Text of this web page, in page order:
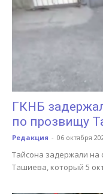
ГКНБ
по прозвищу
Редакция - 06 октября
Тайсона задержали
Ташиева, который 5